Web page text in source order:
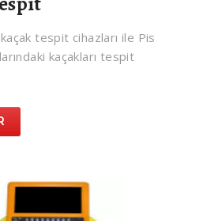
tespit cihazları ile Pis
kaçakları tespit